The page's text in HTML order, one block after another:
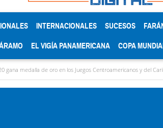
INTERNACIONALES SUCESOS
EL VIGÍA PANAMERICANA COPA
los Juegos Centroamericanos y del Caribe Murió Jorge